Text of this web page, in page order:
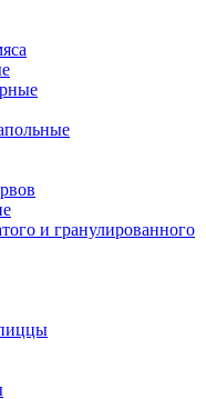
и гранулированного